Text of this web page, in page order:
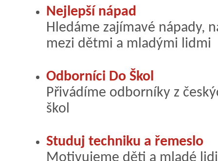
Nejlepší nápad
Hledáme zajímavé nápady,
mezi dětmi a mladými lidmi
Odborníci Do Škol
Přivádíme odborníky z
škol
Studuj techniku a řemeslo
Motivujeme děti a mladé